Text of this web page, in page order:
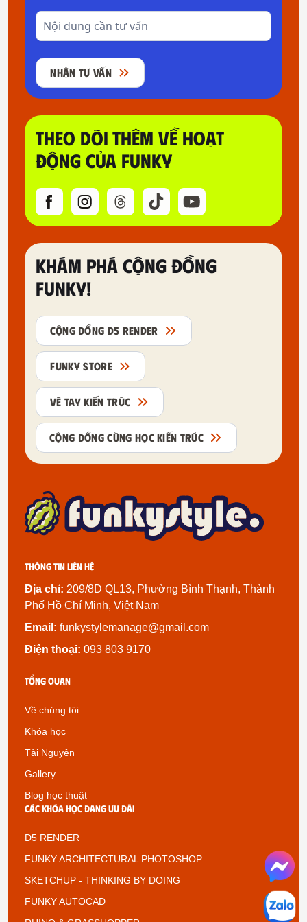
NHẬN TƯ VẤN
THEO DÕI THÊM VỀ HOẠT
ĐỘNG CỦA FUNKY
KHÁM PHÁ CỘNG ĐỒNG
FUNKY!
CỘNG ĐỒNG D5 RENDER
FUNKY STORE
VẼ TAY KIẾN TRÚC
CỘNG ĐỒNG CÙNG HỌC KIẾN TRÚC
Thông tin liên hệ
Địa chỉ: 209/8D QL13, Phường Bình Thạnh, Thành
Phố Hồ Chí Minh, Việt Nam
Email: funkystylemanage@gmail.com
Điện thoại: 093 803 9170
Tổng quan
Về chúng tôi
Khóa học
Tài Nguyên
Gallery
Blog học thuật
Các khóa học đang ưu đãi
D5 RENDER
FUNKY ARCHITECTURAL PHOTOSHOP
SKETCHUP - THINKING BY DOING
FUNKY AUTOCAD